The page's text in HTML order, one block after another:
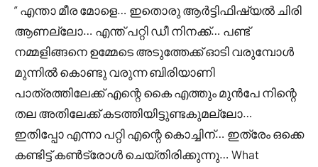
” എന്താ മീര മോളെ… ഇതൊരു ആർട്ടിഫിഷ്യൽ ചിരി
ആണല്ലോ… എന്ത് പറ്റി ഡീ നിനക്ക്… പണ്ട്
നമ്മളിങ്ങനെ ഉമ്മേടെ അടുത്തേക്ക് ഓടി വരുമ്പോൾ
മുന്നിൽ കൊണ്ടു വരുന്ന ബിരിയാണി
പാത്രത്തിലേക്ക് എന്റെ കൈ എത്തും മുൻപേ നിന്റെ
തല അതിലേക്ക് കടത്തിയിട്ടുണ്ടകുമല്ലോ…
ഇതിപ്പോ എന്നാ പറ്റി എന്റെ കൊച്ചിന്… ഇത്രേം ഒക്കെ
കണ്ടിട്ട് കൺട്രോൾ ചെയ്തിരിക്കുന്നു… What